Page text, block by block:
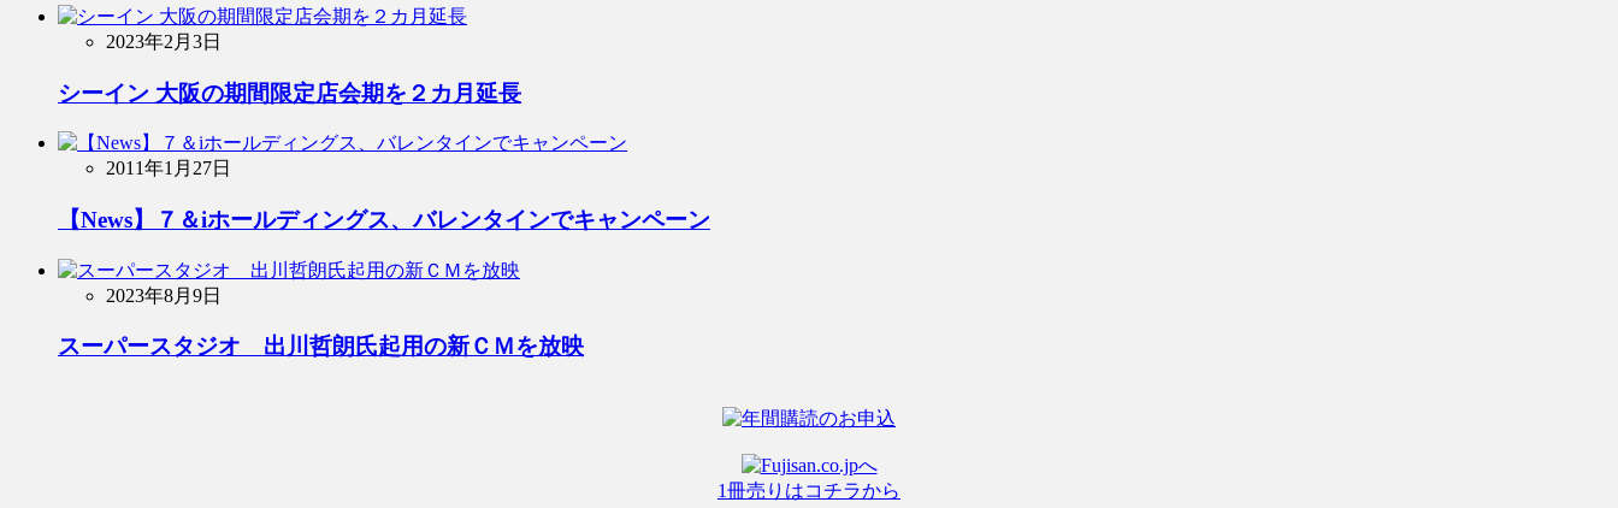
2023年2月3日
シーイン 大阪の期間限定店会期を２カ月延長
2011年1月27日
【News】７＆iホールディングス、バレンタインでキャンペーン
2023年8月9日
スーパースタジオ 出川哲朗氏起用の新ＣＭを放映
1冊売りはコチラから